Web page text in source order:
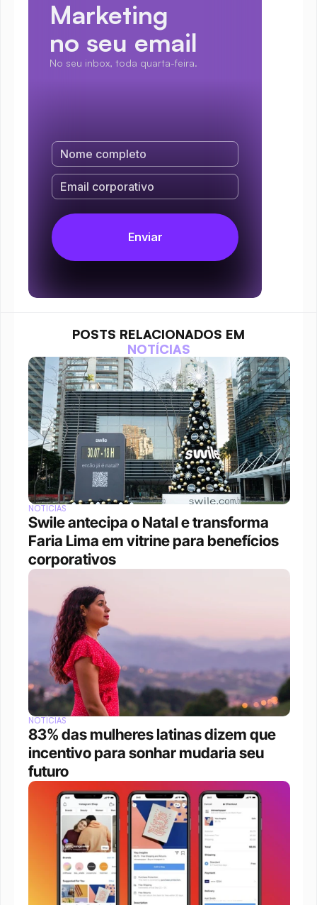
Marketing
no seu email
No seu inbox, toda quarta-feira.
POSTS RELACIONADOS EM
NOTÍCIAS
NOTÍCIAS
Swile antecipa o Natal e transforma
Faria Lima em vitrine para benefícios
corporativos
NOTÍCIAS
83% das mulheres latinas dizem que
incentivo para sonhar mudaria seu
futuro